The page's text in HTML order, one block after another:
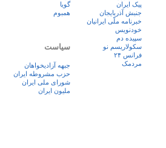
پيک ايران
جنبش آذربایجان
خبرنامه ملّی ایرانیان
خودنویس
سپیده دم
سکولاریسم نو
فرانس ۲۴
مردمک
گویا
همبوم
سیاست
جبهه آزادیخواهان
حزب مشروطه ایران
شورای ملی ایران
ملیون ایران